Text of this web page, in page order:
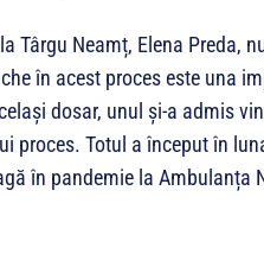
Târgu Neamț, Elena Preda,
în acest proces este una
dosar, unul și-a admis
proces. Totul a început în
în pandemie la Ambulanța